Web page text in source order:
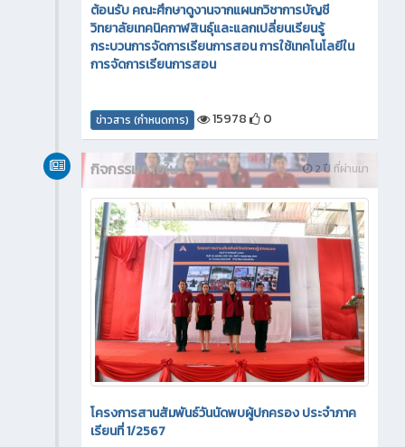
ต้อนรับ คณะศึกษาดูงานจากแผนกวิชาการบัญชี
วิทยาลัยเทคนิคกาฬสินธุ์และแลกเปลี่ยนเรียนรู้
กระบวนการจัดการเรียนการสอน การใช้เทคโนโลยีใน
การจัดการเรียนการสอน
ข่าวสาร (กำหนดการ) 15978 0
2 ปี ที่ผ่านมา
กิจกรรมภายใน
โครงการสานสัมพันธ์วันนัดพบผู้ปกครอง ประจำภาค
เรียนที่ 1/2567